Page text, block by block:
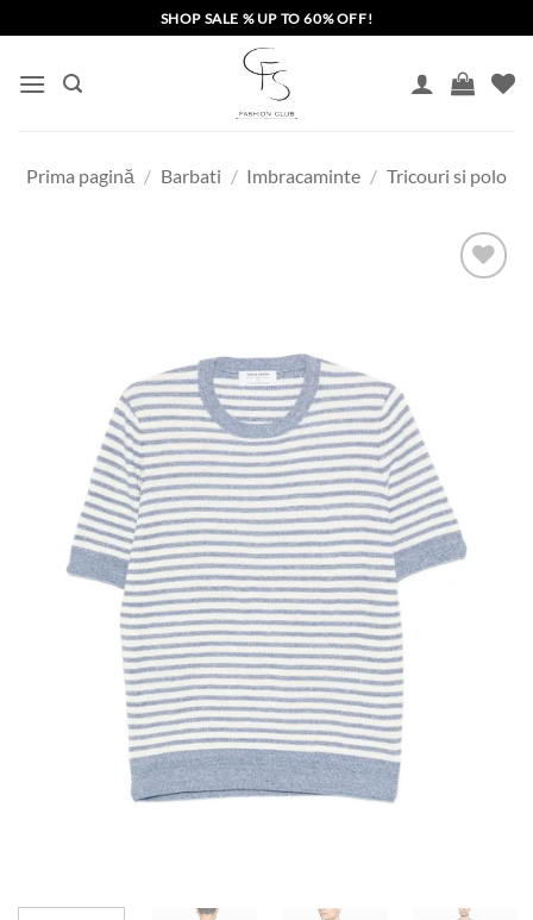
to
content
SHOP SALE % UP TO 60% OFF!
Prima pagină / Barbati / Imbracaminte / Tricouri si polo